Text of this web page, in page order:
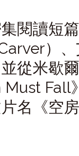
閱讀短
）
從米歇
Must
名《空